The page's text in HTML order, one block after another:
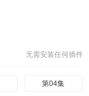
无需安装任何插件
第04集